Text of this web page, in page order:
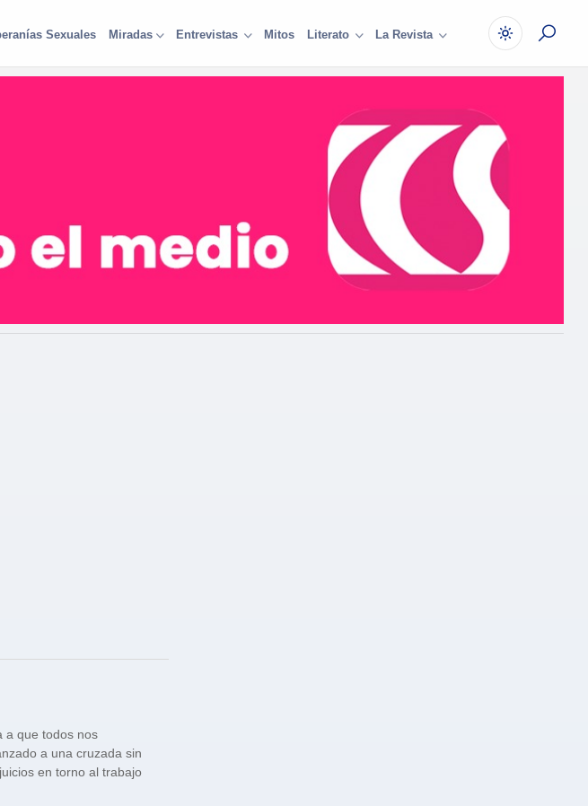
Sexuales Miradas Entrevistas Mitos Literato La Revista
a que todos nos
a una cruzada sin
en torno al trabajo